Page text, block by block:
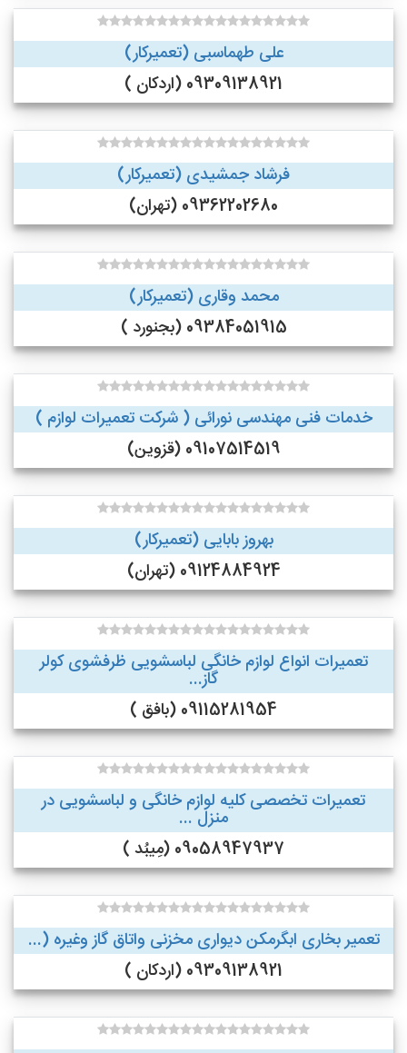
علی طهماسبی (تعمیرکار)
09309138921 (اردکان )
فرشاد جمشیدی (تعمیرکار)
09362202680 (تهران)
محمد وقاری (تعمیرکار)
09384051915 (بجنورد )
خدمات فنی مهندسی نورائی ( شرکت تعمیرات لوازم )
09107514519 (قزوین)
بهروز بابایی (تعمیرکار)
09124884924 (تهران)
تعمیرات انواع لوازم خانگی لباسشویی ظرفشوی کولر
گاز...
09115281954 (بافق )
تعمیرات تخصصی کلیه لوازم خانگی و لباسشویی در
منزل ...
09058947937 (مِیبُد )
تعمیر بخاری ابگرمکن دیواری مخزنی واتاق گاز وغیره (...
09309138921 (اردکان )